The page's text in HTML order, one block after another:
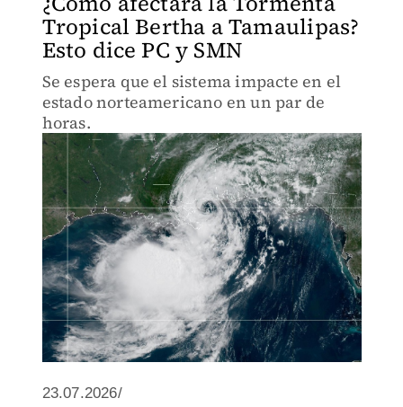
Tropical Bertha a Tamaulipas?
Esto dice PC y SMN
Se espera que el sistema impacte en el
estado norteamericano en un par de
horas.
23.07.2026/